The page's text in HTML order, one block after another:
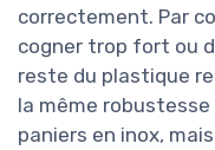
correctement. Par
cogner trop fort ou
reste du plastique
la même
paniers en inox,